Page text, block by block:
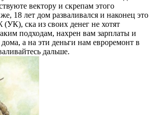
вектору и скрепам этого
18 лет дом разваливался и наконец это
ска из своих денег не хотят
подходам, нахрен вам зарплаты и
а на эти деньги нам евроремонт в
дальше.